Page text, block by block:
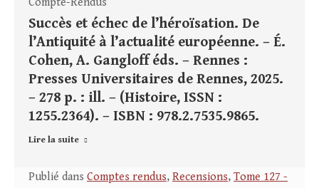
Succès et échec de l’héroïsation. De
l’Antiquité à l’actualité européenne. – É.
Cohen, A. Gangloff éds. – Rennes :
Presses Universitaires de Rennes, 2025.
– 278 p. : ill. – (Histoire, ISSN :
1255.2364). – ISBN : 978.2.7535.9865.
Lire la suite
Publié dans Comptes rendus, Recensions, Tome 127 -